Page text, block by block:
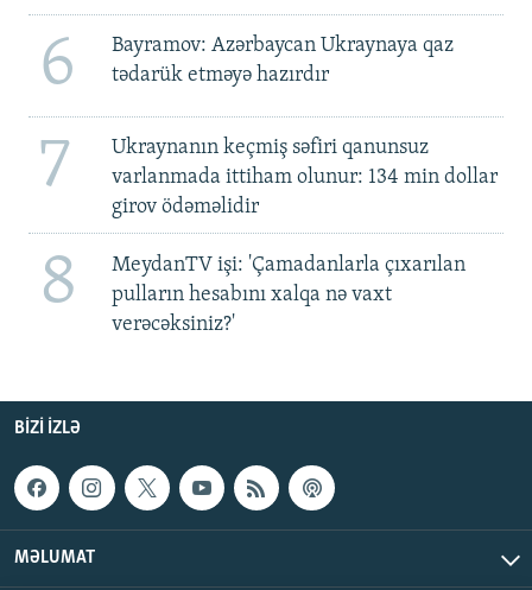
6
Bayramov: Azərbaycan Ukraynaya qaz
tədarük etməyə hazırdır
7
Ukraynanın keçmiş səfiri qanunsuz
varlanmada ittiham olunur: 134 min dollar
girov ödəməlidir
8
MeydanTV işi: 'Çamadanlarla çıxarılan
pulların hesabını xalqa nə vaxt
verəcəksiniz?'
BIZI IZLƏ
MƏLUMAT